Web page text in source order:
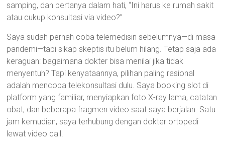
samping, dan bertanya dalam hati, “Ini harus ke rumah sakit
atau cukup konsultasi via video?”
Saya sudah pernah coba telemedisin sebelumnya—di masa
pandemi—tapi sikap skeptis itu belum hilang. Tetap saja ada
keraguan: bagaimana dokter bisa menilai jika tidak
menyentuh? Tapi kenyataannya, pilihan paling rasional
adalah mencoba telekonsultasi dulu. Saya booking slot di
platform yang familiar, menyiapkan foto X-ray lama, catatan
obat, dan beberapa fragmen video saat saya berjalan. Satu
jam kemudian, saya terhubung dengan dokter ortopedi
lewat video call.